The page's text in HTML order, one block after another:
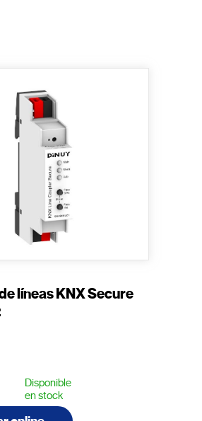
líneas KNX Secure
Disponible
en stock